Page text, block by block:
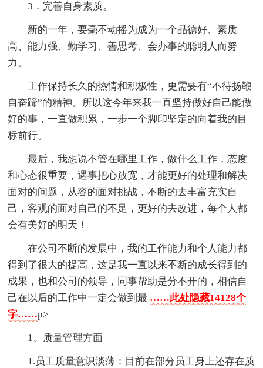
3．完善自身素质。
新的一年，要毫不动摇为成为一个品德好、素质
高、能力强、勤学习、善思考、会办事的聪明人而努
力。
工作保持长久的热情和积极性，更需要有“不待扬鞭
自奋蹄”的精神。所以这今年来我一直坚持做好自己能做
好的事，一直做积累，一步一个脚印坚定的向着我的目
标前行。
最后，我想说不管在哪里工作，做什么工作，态度
和心态很重要，遇事把心放宽，才能更好的处理和解决
面对的问题，从容的面对挑战，不断的去丰富充实自
己，客观的面对自己的不足，更好的去改进，每个人都
会有美好的明天！
在公司不断的发展中，我的工作能力和个人能力都
得到了很大的提高，这是我一直以来不断的成长得到的
成果，也和公司的领导，同事帮助是分不开的，相信自
己在以后的工作中一定会做到最 ……此处隐藏14128个
字……p>
1、质量管理方面
1.员工质量意识淡薄：目前在部分员工身上还存在质